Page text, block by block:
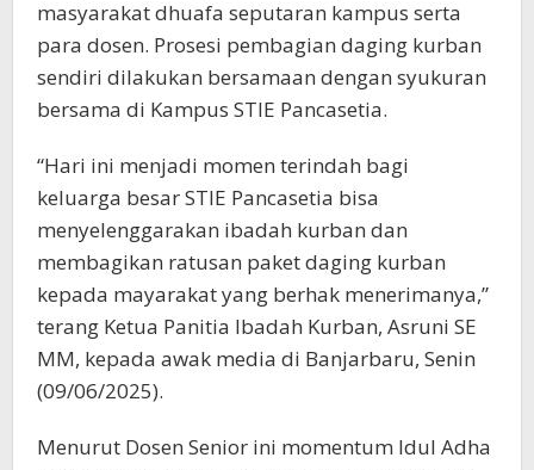
masyarakat dhuafa seputaran kampus serta
para dosen. Prosesi pembagian daging kurban
sendiri dilakukan bersamaan dengan syukuran
bersama di Kampus STIE Pancasetia.
“Hari ini menjadi momen terindah bagi
keluarga besar STIE Pancasetia bisa
menyelenggarakan ibadah kurban dan
membagikan ratusan paket daging kurban
kepada mayarakat yang berhak menerimanya,”
terang Ketua Panitia Ibadah Kurban, Asruni SE
MM, kepada awak media di Banjarbaru, Senin
(09/06/2025).
Menurut Dosen Senior ini momentum Idul Adha